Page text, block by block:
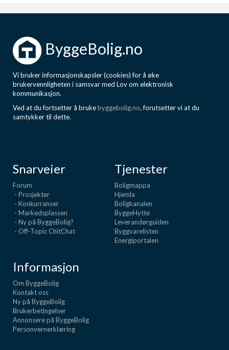
ByggeBolig.no
Vi bruker informasjonskapsler (cookies) for å øke
brukervennligheten i samsvar med Lov om elektronisk
kommunikasjon.
Ved at du fortsetter å brukebyggebolig.no, forutsetter vi at du
samtykker til dette.
Snarveier
Forum
- Prosjekter
- Konkurranser
- Markedsplassen
- Ny på ByggeBolig?
- Off-Topic ChitChat
Tjenester
Boligmappa
Hjemla
Boligkanalen
ByggeHytte
Leverandørguiden
Byggvarelisten
Energiportalen
Informasjon
Om ByggeBolig
Kontakt oss
Ny på ByggeBolig
Brukerbetingelser
Annonsere på ByggeBolig
Personvernerklæring